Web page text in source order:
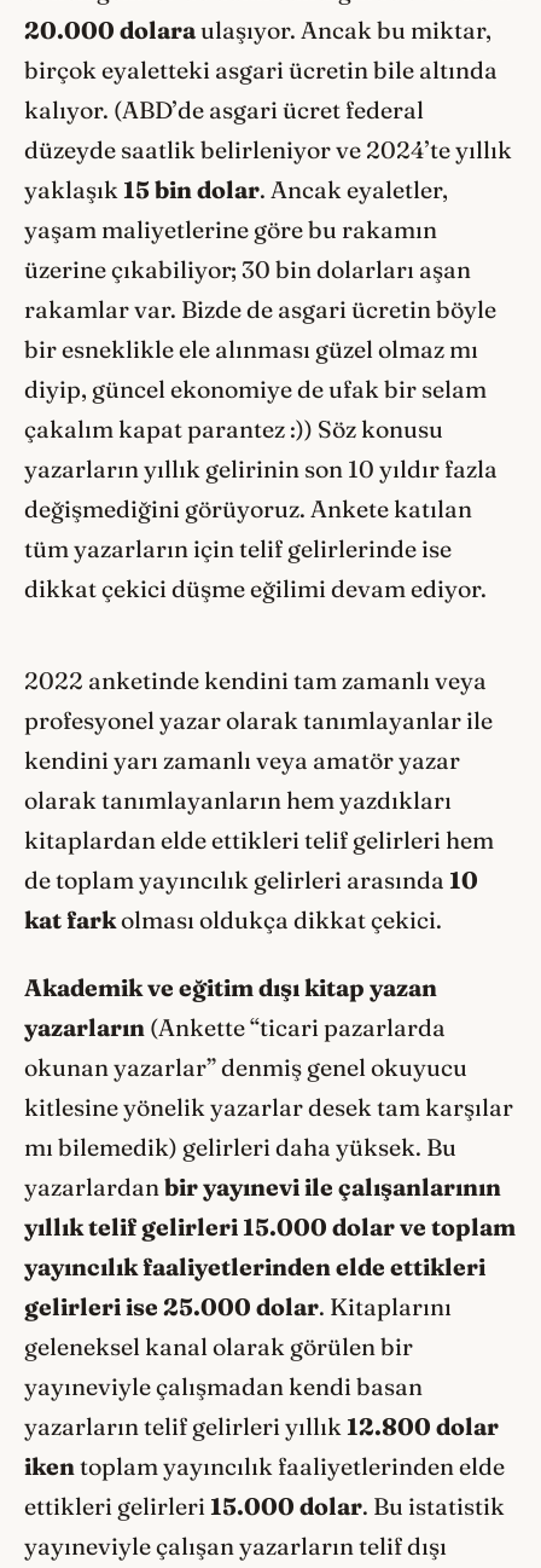
20.000 dolaraulaşıyor. Ancak bu miktar,
birçok eyaletteki asgari ücretin bile altında
kalıyor. (ABD’de asgari ücret federal
düzeyde saatlik belirleniyor ve 2024’te yıllık
yaklaşık 15 bin dolar. Ancak eyaletler,
yaşam maliyetlerine göre bu rakamın
üzerine çıkabiliyor; 30 bin dolarları aşan
rakamlar var. Bizde de asgari ücretin böyle
bir esneklikle ele alınması güzel olmaz mı
diyip, güncel ekonomiye de ufak bir selam
çakalım kapat parantez :)) Söz konusu
yazarların yıllık gelirinin son 10 yıldır fazla
değişmediğini görüyoruz. Ankete katılan
tüm yazarların için telif gelirlerinde ise
dikkat çekici düşme eğilimi devam ediyor.
2022 anketinde kendini tam zamanlı veya
profesyonel yazar olarak tanımlayanlar ile
kendini yarı zamanlı veya amatör yazar
olarak tanımlayanların hem yazdıkları
kitaplardan elde ettikleri telif gelirleri hem
de toplam yayıncılık gelirleri arasında 10
kat farkolması oldukça dikkat çekici.
Akademik ve eğitim dışı kitap yazan
yazarların (Ankette “ticari pazarlarda
okunan yazarlar” denmiş genel okuyucu
kitlesine yönelik yazarlar desek tam karşılar
mı bilemedik) gelirleri daha yüksek. Bu
yazarlardanbir yayınevi ile çalışanlarının
yıllık telif gelirleri 15.000 dolar ve toplam
yayıncılık faaliyetlerinden elde ettikleri
gelirleri ise 25.000 dolar. Kitaplarını
geleneksel kanal olarak görülen bir
yayıneviyle çalışmadan kendi basan
yazarların telif gelirleri yıllık12.800 dolar
ikentoplam yayıncılık faaliyetlerinden elde
ettikleri gelirleri15.000 dolar. Bu istatistik
yayıneviyle çalışan yazarların telif dışı